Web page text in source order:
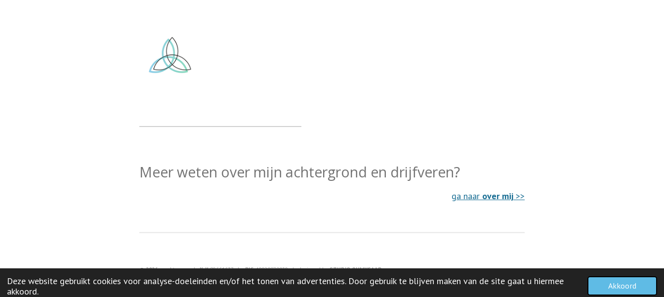
Deze website gebruikt cookies voor analyse-doeleinden en/of het tonen van advertenties. Door gebruik te blijven maken van de site gaat u hiermee
akkoord.
Akkoord
Meer weten over mijn achtergrond en drijfveren?
ga naar over mij >>
© 2026need to care |KvK80661637 |BIG 49929879930 | designed bySTUDIO OHMYGAAB